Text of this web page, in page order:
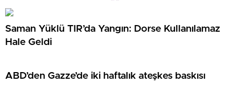
Saman Yüklü TIR’da Yangın: Dorse Kullanılamaz
Hale Geldi
ABD’den Gazze’de iki haftalık ateşkes baskısı